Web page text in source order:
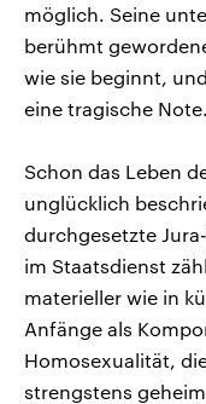
möglich. Seine
berühmt
wie sie beginnt,
eine tragische Note.
Schon das Leben
unglücklich
durchgesetzte
im Staatsdienst
materieller wie in
Anfänge als
Homosexualität,
strengstens